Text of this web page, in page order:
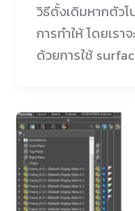
วิธีดั้งเดิมหากตัว
การทำให้ โดยเร
ด้วยการใช้